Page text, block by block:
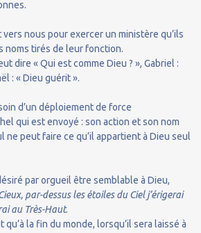
vers nous pour exercer un ministère qu’ils
noms tirés de leur fonction.
dire « Qui est comme Dieu ? », Gabriel :
: « Dieu guérit ».
d’un déploiement de force
qui est envoyé : son action et son nom
ne peut faire ce qu’il appartient à Dieu seul
par orgueil être semblable à Dieu,
par-dessus les étoiles du Ciel j’érigerai
au Très-Haut.
qu’à la fin du monde, lorsqu’il sera laissé à